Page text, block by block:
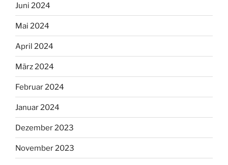
Juni 2024
Mai 2024
April 2024
März 2024
Februar 2024
Januar 2024
Dezember 2023
November 2023